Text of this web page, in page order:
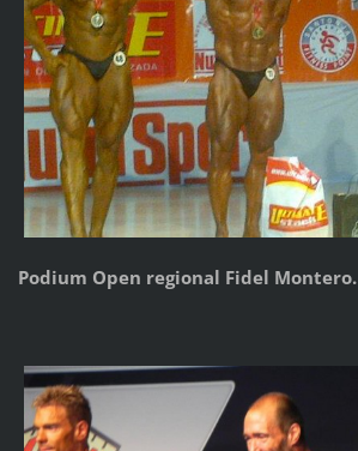
Podium Open regional Fidel Montero.